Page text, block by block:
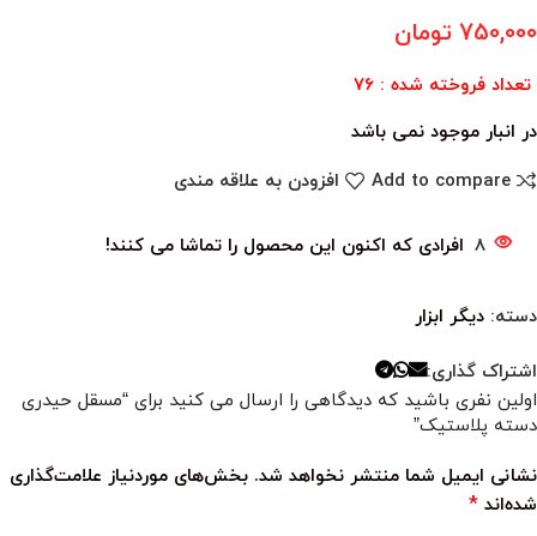
750,000 تومان
تعداد فروخته شده : 76
در انبار موجود نمی باشد
Add to compare
افزودن به علاقه مندی
8 افرادی که اکنون این محصول را تماشا می کنند!
دسته: دیگر ابزار
اشتراک گذاری:
اولین نفری باشید که دیدگاهی را ارسال می کنید برای “مسقل حیدری
دسته پلاستیک”
نشانی ایمیل شما منتشر نخواهد شد. بخش‌های موردنیاز علامت‌گذاری
شده‌اند *